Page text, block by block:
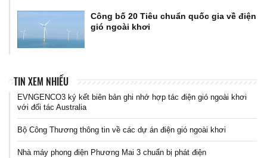
Công bố 20 Tiêu chuẩn quốc gia về điện
gió ngoài khơi
TIN XEM NHIỀU
EVNGENCO3 ký kết biên bản ghi nhớ hợp tác điện gió ngoài khơi
với đối tác Australia
Bộ Công Thương thông tin về các dự án điện gió ngoài khơi
Nhà máy phong điện Phương Mai 3 chuẩn bị phát điện